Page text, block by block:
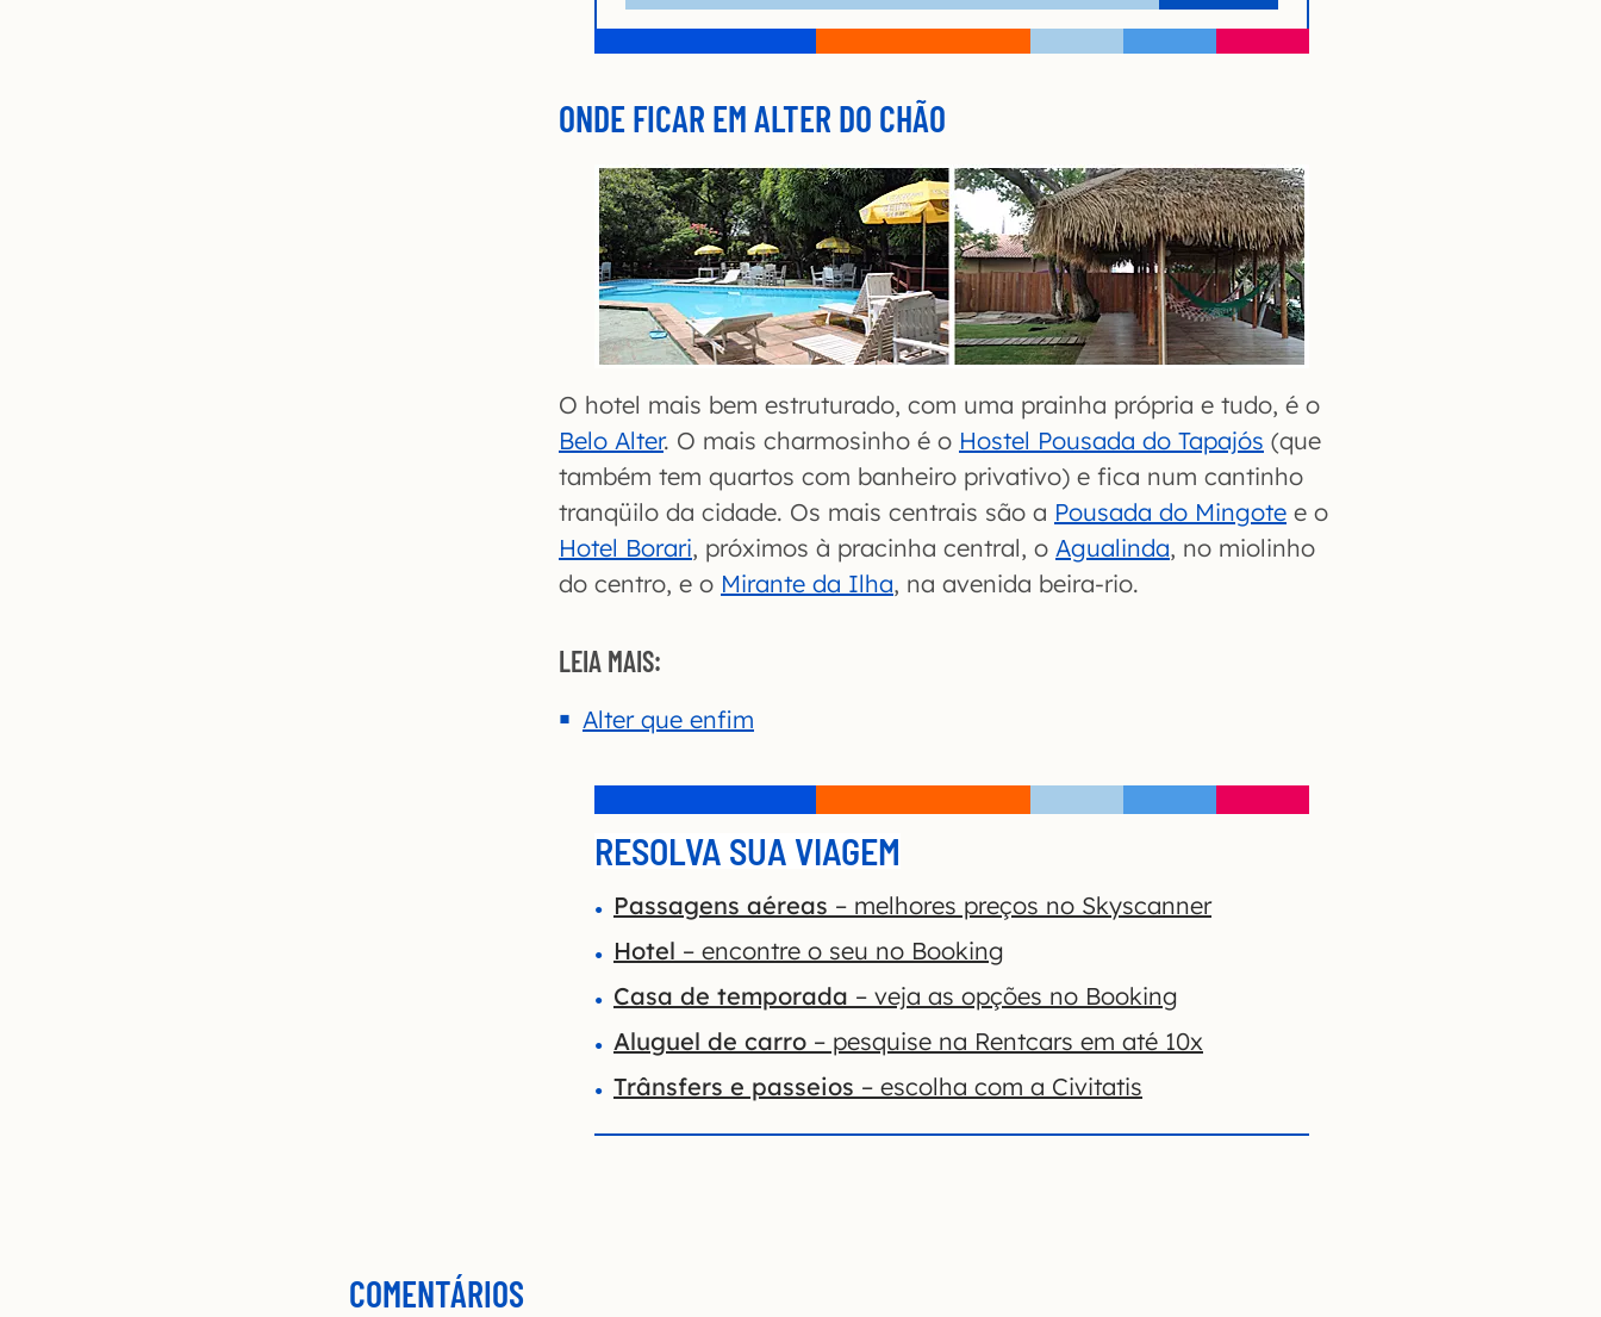
ONDE FICAR EM ALTER DO CHÃO
O hotel mais bem estruturado, com uma prainha própria e tudo, é o
Belo Alter. O mais charmosinho é o Hostel Pousada do Tapajós (que
também tem quartos com banheiro privativo) e fica num cantinho
tranqüilo da cidade. Os mais centrais são a Pousada do Mingote e o
Hotel Borari, próximos à pracinha central, o Agualinda, no miolinho
do centro, e o Mirante da Ilha, na avenida beira-rio.
LEIA MAIS:
Alter que enfim
RESOLVA SUA VIAGEM
Passagens aéreas – melhores preços no Skyscanner
Hotel – encontre o seu no Booking
Casa de temporada – veja as opções no Booking
Aluguel de carro – pesquise na Rentcars em até 10x
Trânsfers e passeios – escolha com a Civitatis
COMENTÁRIOS